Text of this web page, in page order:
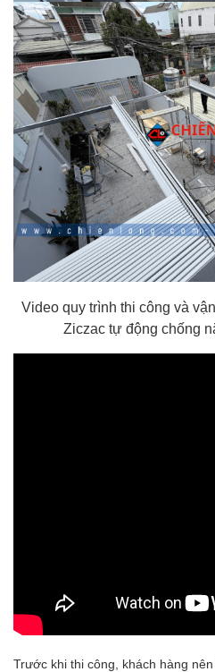
Video quy trình thi công và
Ziczac tự động chống
Trước khi thi công, khách hàng